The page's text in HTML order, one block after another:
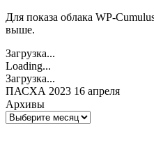
Для показа облака WP-
выше.
Загрузка...
Loading...
Загрузка...
ПАСХА 2023 16 апреля
Архивы
Архивы